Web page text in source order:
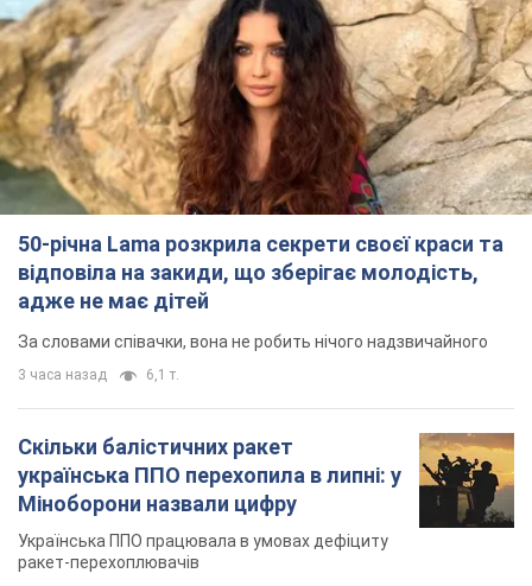
50-річна Lama розкрила секрети своєї краси та
відповіла на закиди, що зберігає молодість,
адже не має дітей
За словами співачки, вона не робить нічого надзвичайного
3 часа назад 6,1 т.
Скільки балістичних ракет
українська ППО перехопила в липні: у
Міноборони назвали цифру
Українська ППО працювала в умовах дефіциту
ракет-перехоплювачів